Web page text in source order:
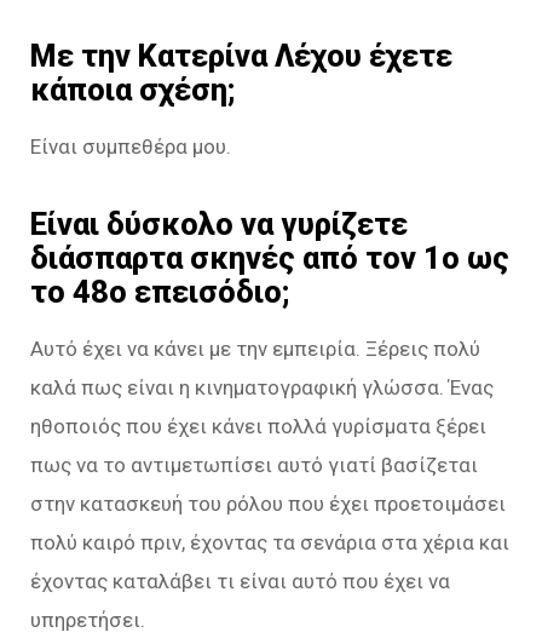
Με την Κατερίνα Λέχου έχετε
κάποια σχέση;
Είναι συμπεθέρα μου.
Είναι δύσκολο να γυρίζετε
διάσπαρτα σκηνές από τον 1ο ως
το 48ο επεισόδιο;
Αυτό έχει να κάνει με την εμπειρία. Ξέρεις πολύ
καλά πως είναι η κινηματογραφική γλώσσα. Ένας
ηθοποιός που έχει κάνει πολλά γυρίσματα ξέρει
πως να το αντιμετωπίσει αυτό γιατί βασίζεται
στην κατασκευή του ρόλου που έχει προετοιμάσει
πολύ καιρό πριν, έχοντας τα σενάρια στα χέρια και
έχοντας καταλάβει τι είναι αυτό που έχει να
υπηρετήσει.